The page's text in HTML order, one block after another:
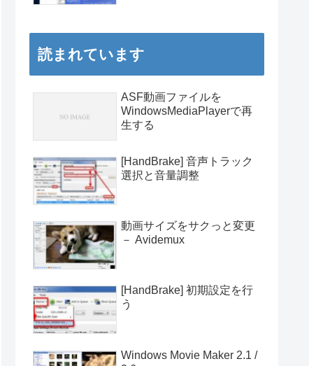
読まれています
ASF動画ファイルを
WindowsMediaPlayerで再
生する
[HandBrake] 音声トラック
選択と音量調整
動画サイズをサクっと変更
－ Avidemux
[HandBrake] 初期設定を行
う
Windows Movie Maker 2.1 /